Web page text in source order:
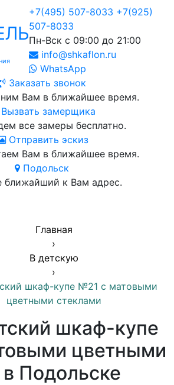
+7(495) 507-8033 +7(925)
507-8033
Пн-Вск с 09:00 до 21:00
info@shkaflon.ru
WhatsApp
Заказать звонок
Вам в ближайшее время.
замерщика
все замеры бесплатно.
Отправить эскиз
Вам в ближайшее время.
Подольск
ближайший к Вам адрес.
Главная
›
В детскую
›
шкаф-купе №21 с матовыми
цветными стеклами
шкаф-купе
цветными
Подольске